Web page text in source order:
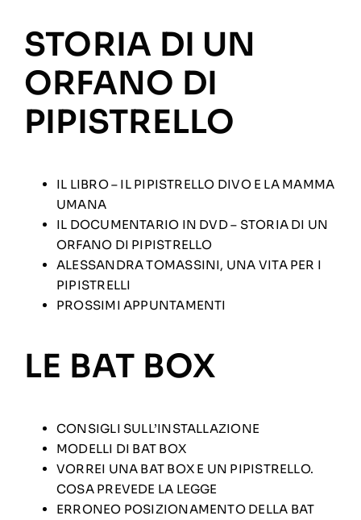
STORIA DI UN
ORFANO DI
PIPISTRELLO
IL LIBRO – IL PIPISTRELLO DIVO E LA MAMMA
UMANA
IL DOCUMENTARIO IN DVD – STORIA DI UN
ORFANO DI PIPISTRELLO
ALESSANDRA TOMASSINI, UNA VITA PER I
PIPISTRELLI
PROSSIMI APPUNTAMENTI
LE BAT BOX
CONSIGLI SULL’INSTALLAZIONE
MODELLI DI BAT BOX
VORREI UNA BAT BOX E UN PIPISTRELLO.
COSA PREVEDE LA LEGGE
ERRONEO POSIZIONAMENTO DELLA BAT